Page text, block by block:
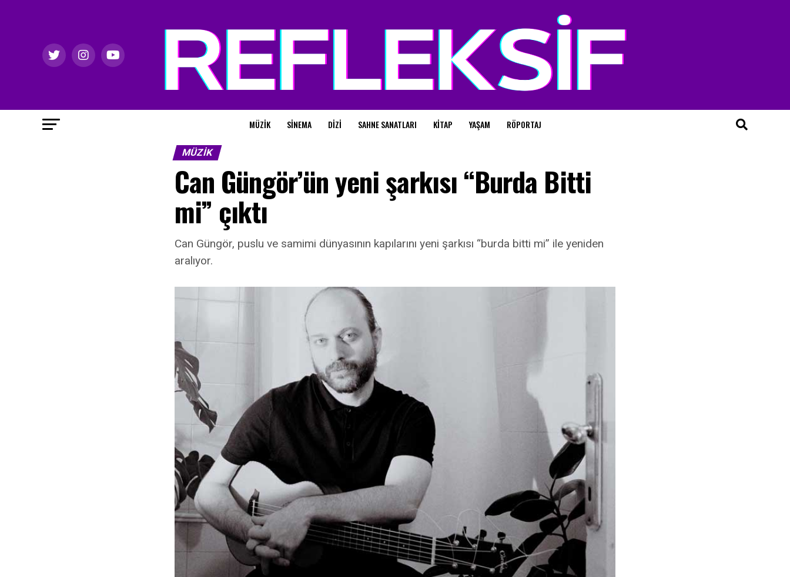
MÜZIK SINEMA DIZI SAHNE SANATLARI KITAP YAŞAM RÖPORTAJ
MÜZIK
Can Güngör’ün yeni şarkısı “Burda Bitti
mi” çıktı
Can Güngör, puslu ve samimi dünyasının kapılarını yeni şarkısı “burda bitti mi” ile yeniden
aralıyor.